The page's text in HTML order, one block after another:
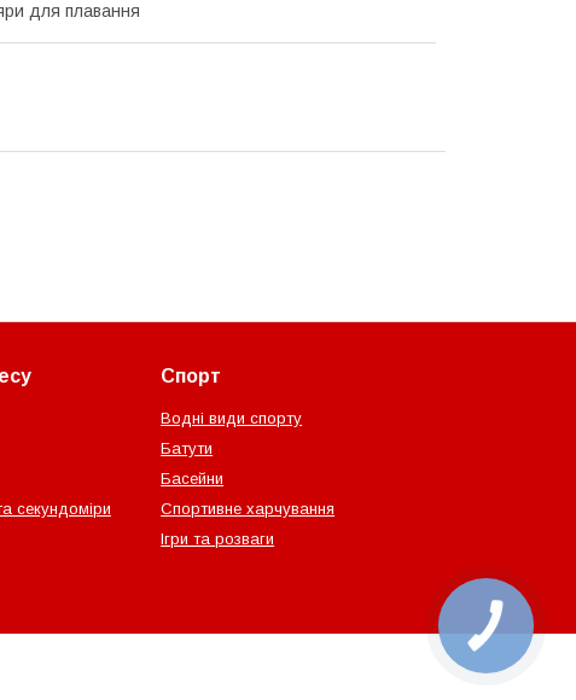
для плавання
секундоміри
Спорт
Водні види спорту
Батути
Басейни
Спортивне харчування
Ігри та розваги